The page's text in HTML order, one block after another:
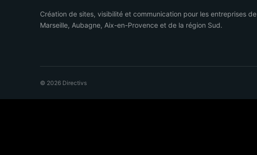
Création de sites, visibilité et communication pour les entreprises de
Marseille, Aubagne, Aix-en-Provence et de la région Sud.
© 2026 Directivs